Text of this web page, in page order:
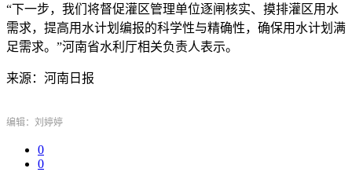
“下一步，我们将督促灌区管理单位逐闸核实、摸排灌区用水
需求，提高用水计划编报的科学性与精确性，确保用水计划满
足需求。”河南省水利厅相关负责人表示。
来源：河南日报
编辑：刘婷婷
0
0